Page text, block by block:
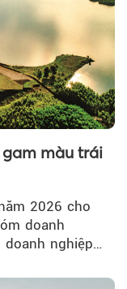
màu trái
2026 cho
doanh
nghiệp